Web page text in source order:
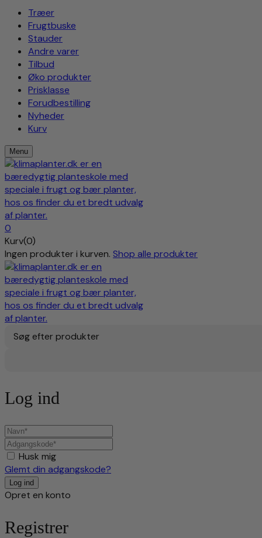
Træer
Frugtbuske
Stauder
Andre varer
Tilbud
Øko produkter
Prisklasse
Forudbestilling
Nyheder
Kurv
Menu
0
Kurv(0)
Ingen produkter i kurven. Shop alle produkter
Søg efter produkter
Log ind
Husk mig
Glemt din adgangskode?
Opret en konto
Registrer